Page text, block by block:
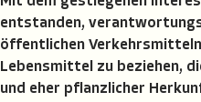
entstanden,
öffentlichen
Lebensmittel zu beziehen,
und eher pflanzlicher